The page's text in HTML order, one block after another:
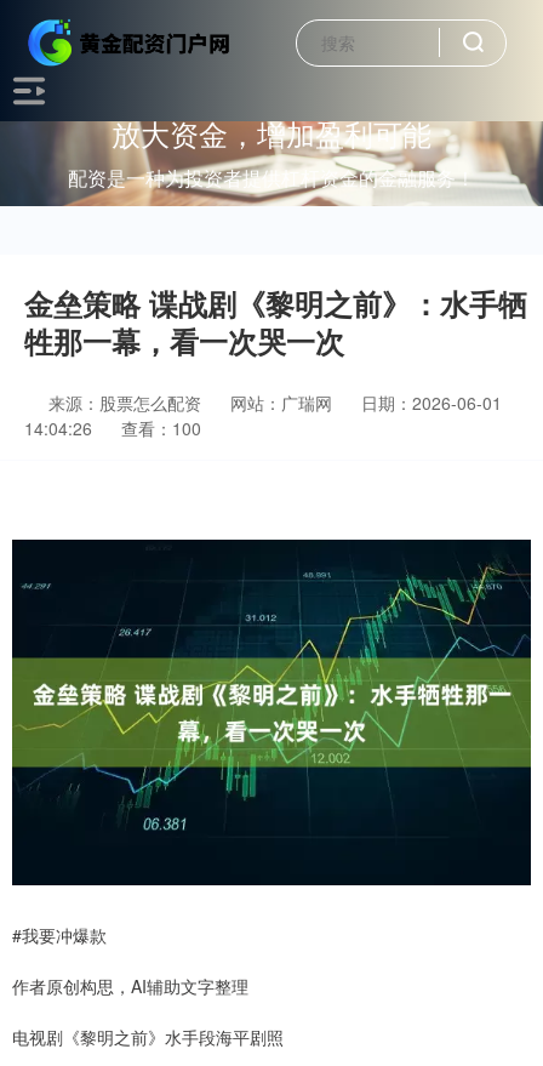
放大资金，增加盈利可能
配资是一种为投资者提供杠杆资金的金融服务！
金垒策略 谍战剧《黎明之前》：水手牺
牲那一幕，看一次哭一次
来源：股票怎么配资 网站：广瑞网
日期：2026-06-01
14:04:26
查看：100
#我要冲爆款
作者原创构思，AI辅助文字整理
电视剧《黎明之前》水手段海平剧照